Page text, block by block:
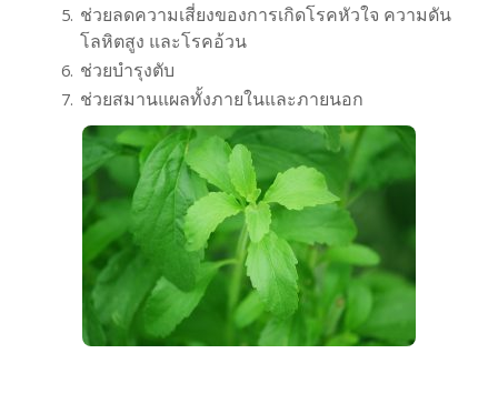
ช่วยลดความเสี่ยงของการเกิดโรคหัวใจ ความดัน
โลหิตสูง และโรคอ้วน
ช่วยบำรุงตับ
ช่วยสมานแผลทั้งภายในและภายนอก